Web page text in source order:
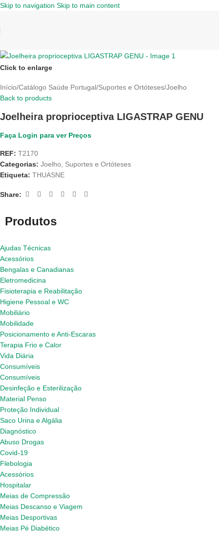
Skip to navigation Skip to main content
Produtos
Ajudas Técnicas
Acessórios
Bengalas e Canadianas
Eletromedicina
Fisioterapia e Reabilitação
Higiene Pessoal e WC
Mobiliário
Mobilidade
Posicionamento e Anti-Escaras
Terapia Frio e Calor
Vida Diária
Consumíveis
Consumíveis
Desinfeção e Esterilização
Material Penso
Proteção Individual
Saco Urina e Algália
Diagnóstico
Abuso Drogas
Covid-19
Flebologia
Acessórios
Hospitalar
Meias de Compressão
Meias Descanso e Viagem
Meias Desportivas
Meias Pé Diabético
Click to enlarge
Início/Catálogo Saúde Portugal/Suportes e Ortóteses/Joelho
Back to products
Joelheira proprioceptiva LIGASTRAP GENU
Faça Login para ver Preços
REF: T2170
Categorias: Joelho, Suportes e Ortóteses
Etiqueta: THUASNE
Share: